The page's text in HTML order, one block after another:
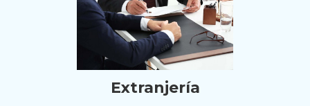
Extranjería